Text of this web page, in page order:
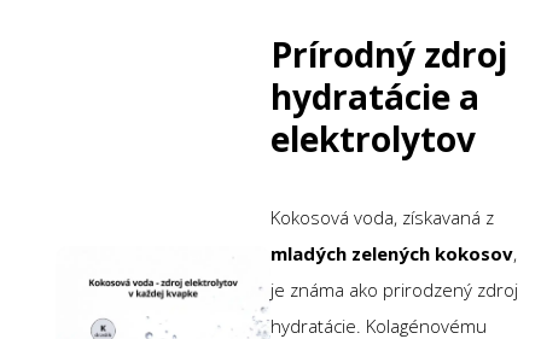
Prírodný zdroj
hydratácie a
elektrolytov
Kokosová voda, získavaná z
mladých zelených kokosov,
je známa ako prirodzený zdroj
hydratácie. Kolagénovému